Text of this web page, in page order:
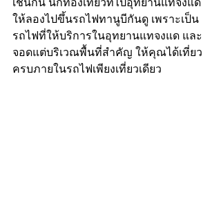
ให้ลองไปขึ้นรถไฟทานูบีกันดู เพราะเป็น
รถไฟที่ให้บริการในอุทยานแทจงแด และ
จอดแต่บริเวณพื้นที่สำคัญ ให้คุณได้เที่ยว
ครบภายในรถไฟเพียงเที่ยวเดียว